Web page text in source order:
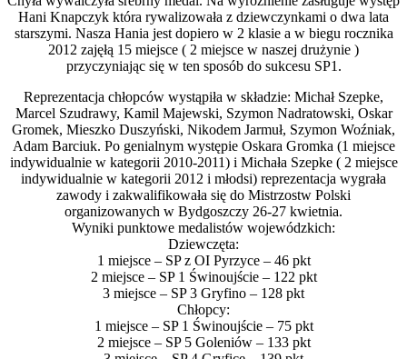
Hani Knapczyk która rywalizowała z dziewczynkami o dwa lata
starszymi. Nasza Hania jest dopiero w 2 klasie a w biegu rocznika
2012 zajęłą 15 miejsce ( 2 miejsce w naszej drużynie )
przyczyniając się w ten sposób do sukcesu SP1.
Reprezentacja chłopców wystąpiła w składzie: Michał Szepke,
Marcel Szudrawy, Kamil Majewski, Szymon Nadratowski, Oskar
Gromek, Mieszko Duszyński, Nikodem Jarmuł, Szymon Woźniak,
Adam Barciuk. Po genialnym występie Oskara Gromka (1 miejsce
indywidualnie w kategorii 2010-2011) i Michała Szepke ( 2 miejsce
indywidualnie w kategorii 2012 i młodsi) reprezentacja wygrała
zawody i zakwalifikowała się do Mistrzostw Polski
organizowanych w Bydgoszczy 26-27 kwietnia.
Wyniki punktowe medalistów wojewódzkich:
Dziewczęta:
1 miejsce – SP z OI Pyrzyce – 46 pkt
2 miejsce – SP 1 Świnoujście – 122 pkt
3 miejsce – SP 3 Gryfino – 128 pkt
Chłopcy:
1 miejsce – SP 1 Świnoujście – 75 pkt
2 miejsce – SP 5 Goleniów – 133 pkt